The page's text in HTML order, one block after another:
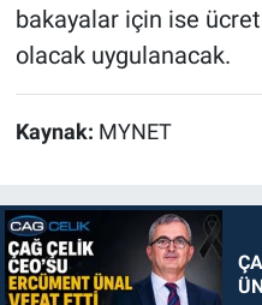
bakayalar için ise
olacak uygulanacak.
Kaynak: MYNET